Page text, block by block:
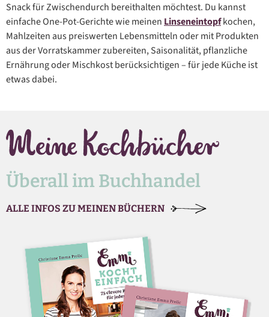
Snack für Zwischendurch bereithalten möchtest. Du kannst
einfache One-Pot-Gerichte wie meinen Linseneintopfkochen,
Mahlzeiten aus preiswerten Lebensmitteln oder mit Produkten
aus der Vorratskammer zubereiten, Saisonalität, pflanzliche
Ernährung oder Mischkost berücksichtigen – für jede Küche ist
etwas dabei.
Überall im Buchhandel
ALLE INFOS ZU MEINEN BÜCHERN